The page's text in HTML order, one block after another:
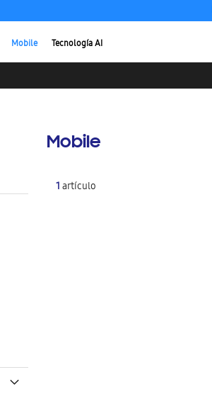
Mobile Tecnología AI
Mobile
1artículo